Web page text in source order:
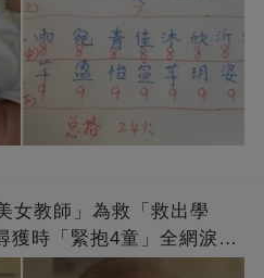
女教師」為救「救出學
獲時「緊抱4童」全網淚